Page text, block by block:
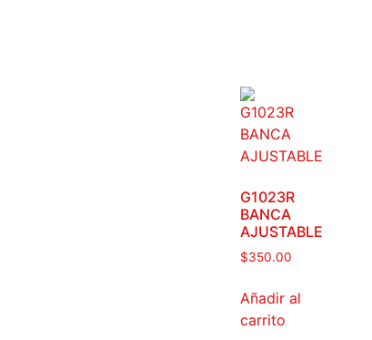
G1023R
BANCA
AJUSTABLE
$350.00
Añadir al
carrito